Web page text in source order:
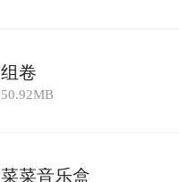
组卷
50.92MB
菜菜音乐盒